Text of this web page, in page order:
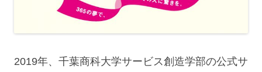
2019年、千葉商科大学サービス創造学部の公式サ